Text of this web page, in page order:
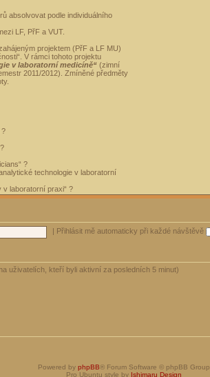
absolvovat podle individuálního
LF, PřF a VUT.
projektem (PřF a LF MU)
V rámci tohoto projektu
v laboratorní medicíně“ (zimní
2011/2012). Zmíněné předměty
?
?
technologie v laboratorní
v laboratorní praxi“ ?
Přihlásit mě automaticky při každé návštěvě
uživatelích, kteří byli aktivní za posledních 5 minut)
Powered by phpBB® Forum Software © phpBB Group
Pro Ubuntu style by Ishimaru Design